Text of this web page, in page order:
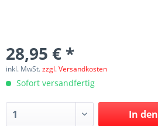
28,95 € *
inkl. MwSt.zzgl. Versandkosten
Sofort versandfertig
In den